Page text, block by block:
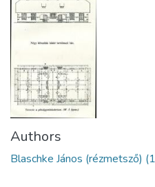
About us
Authors
Blaschke János (rézmetsző)